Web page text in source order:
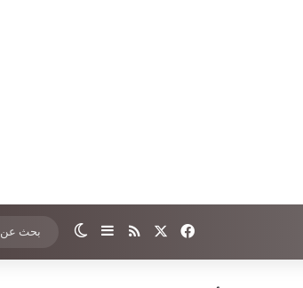
فيسبوك ملخص الموقع RSS
إضافة عمود جانبي
الوضع المظلم